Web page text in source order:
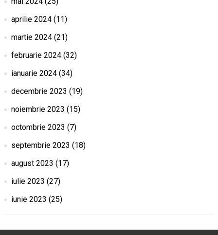
aprilie 2024(11)
martie 2024(21)
februarie 2024(32)
ianuarie 2024(34)
decembrie 2023 (19)
noiembrie 2023 (15)
octombrie 2023 (7)
septembrie 2023 (18)
august 2023 (17)
iulie 2023 (27)
iunie 2023 (25)